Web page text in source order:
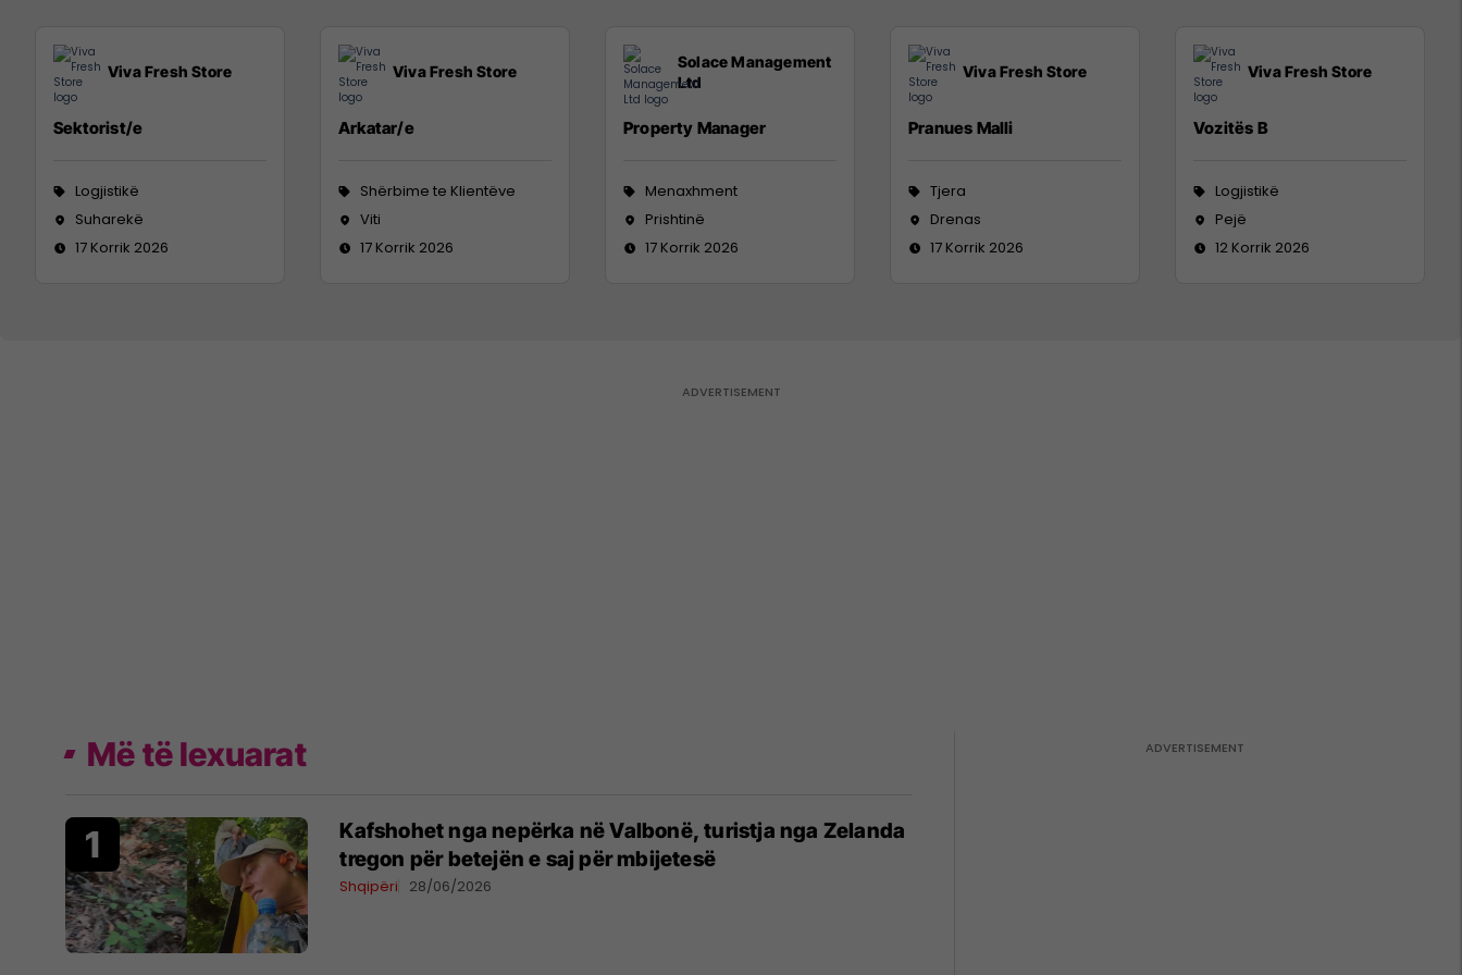
Viva Fresh Store
Sektorist/e
Logjistikë
Suharekë
17 Korrik 2026
Viva Fresh Store
Arkatar/e
Shërbime te Klientëve
Viti
17 Korrik 2026
Solace Management
Ltd
Property Manager
Menaxhment
Prishtinë
17 Korrik 2026
Viva Fresh Store
Pranues Malli
Tjera
Drenas
17 Korrik 2026
Viva Fresh Store
Vozitës B
Logjistikë
Pejë
12 Korrik 2026
Më të lexuarat
Kafshohet nga nepërka në Valbonë, turistja nga Zelanda
tregon për betejën e saj për mbijetesë
Shqipëri 28/06/2026